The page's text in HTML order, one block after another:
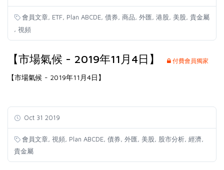
會員文章 ETF Plan ABCDE 債券 商品 外匯 港股 美股 貴金屬
, 視頻
【市場氣候 - 2019年11月4日】 付費會員獨家
【市場氣候 - 2019年11月4日】
Oct 31 2019
會員文章 視頻 Plan ABCDE 債券 外匯 美股 股市分析 經濟
貴金屬